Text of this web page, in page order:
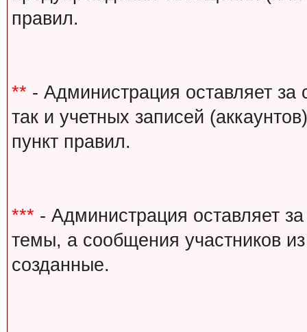
правил.
** - Администрация оставляет
так и учетных записей
пункт правил.
*** - Администрация оставляет
темы, а сообщения участников
созданные.